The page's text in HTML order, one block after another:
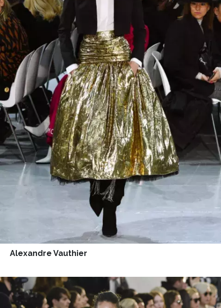
NEWSLETTER
ODESLAT
Přihlášením k newsletteru souhlasíte sObchodními
podmínkami společnosti BurdaMedia Extra s.r.o.
potvrzujete, že jste se seznámili seZásadami
ochrany soukromí- BurdaMedia Extra s.r.o. bude s
Vašimi údaji pracovat zejména k organizaci a
vyhodnocení akce a zasílání novinek.
Chcete navíc dostávat i další zajímavé a exkluzivní
informace od našich partnerů? Pokud souhlasíte se
zpracováním údajů k tomuto účelu podle
Zásad ochrany
soukromí BurdaMedia Extra s.r.o.
Alexandre Vauthier